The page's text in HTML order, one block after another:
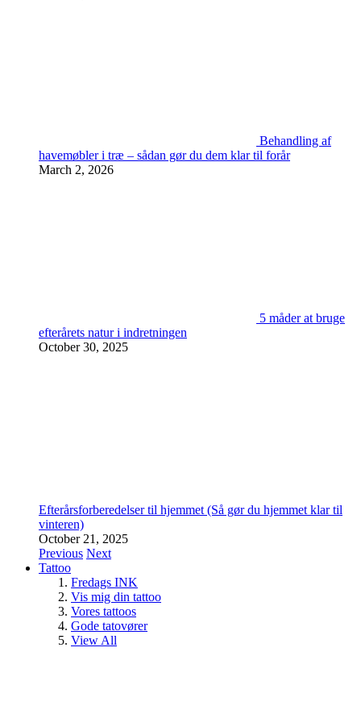
Behandling af
havemøbler i træ – sådan gør du dem klar til forår
March 2, 2026
5 måder at bruge
efterårets natur i indretningen
October 30, 2025
Efterårsforberedelser til hjemmet (Så gør du hjemmet klar til
vinteren)
October 21, 2025
Previous Next
Tattoo
Fredags INK
Vis mig din tattoo
Vores tattoos
Gode tatovører
View All